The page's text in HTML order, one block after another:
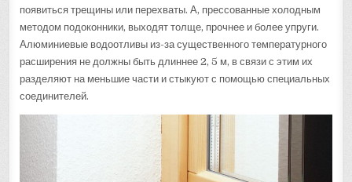
появиться трещины или перехваты. А, прессованные холодным
методом подоконники, выходят толще, прочнее и более упруги.
Алюминиевые водоотливы из-за существенного температурного
расширения не должны быть длиннее 2, 5 м, в связи с этим их
разделяют на меньшие части и стыкуют с помощью специальных
соединителей.